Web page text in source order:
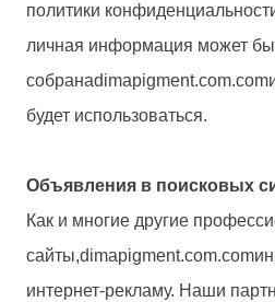
политики
личная информация может
собранаdimapigment.com.com
будет использоваться.
Объявления в поисковых
Как и многие другие
сайты,dimapigment.com.com
интернет-рекламу. Наши